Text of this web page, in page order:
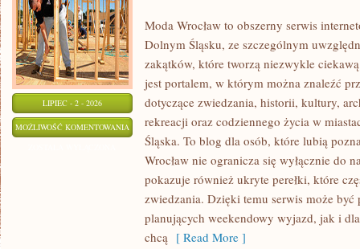
LIPIEC - 2 - 2026
MOŻLIWOŚĆ KOMENTOWANIA GŁOGÓW
Moda Wrocław to obszerny serwis
Dolnym Śląsku, ze szczególnym
zakątków, które tworzą niezwykle
jest portalem, w którym można znaleźć
dotyczące zwiedzania, historii, kultury,
rekreacji oraz codziennego życia w
Śląska. To blog dla osób, które lubią
Wrocław nie ogranicza się wyłącznie do
pokazuje również ukryte perełki, które
zwiedzania. Dzięki temu serwis może
planujących weekendowy wyjazd, jak i
chcą [ Read More ]